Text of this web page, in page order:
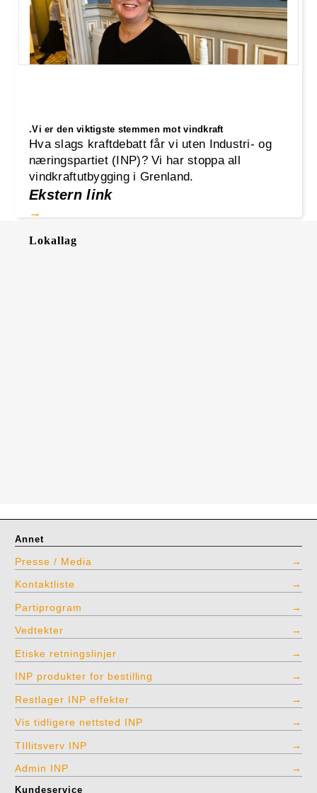
ifølge tall fra Statistisk s
Ekstern link
.Vi er den viktigste stemmen mot vindkraft
Hva slags kraftdebatt får vi uten Industri- og
næringspartiet (INP)? Vi har stoppa all
vindkraftutbygging i Grenland.
Ekstern link
Lokallag
Annet
Presse / Media
Kontaktliste
Partiprogram
Vedtekter
Etiske retningslinjer
INP produkter for bestilling
Restlager INP effekter
Vis tidligere nettsted INP
TIllitsverv INP
Admin INP
Kundeservice